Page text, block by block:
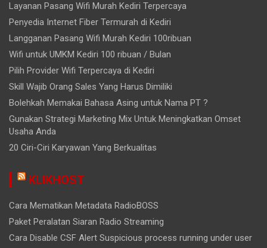
Layanan Pasang Wifi Murah Kediri Terpercaya
Penyedia Internet Fiber Termurah di Kediri
Langganan Pasang Wifi Murah Kediri 100ribuan
Wifi untuk UMKM Kediri 100 ribuan / Bulan
Pilih Provider Wifi Terpercaya di Kediri
Skill Wajib Orang Sales Yang Harus Dimiliki
Bolehkah Memakai Bahasa Asing untuk Nama PT ?
Gunakan Strategi Marketing Mix Untuk Meningkatkan Omset
Usaha Anda
20 Ciri-Ciri Karyawan Yang Berkualitas
KLIKHOST
Cara Mematikan Metadata RadioBOSS
Paket Peralatan Siaran Radio Streaming
Cara Disable CSF Alert Suspicious process running under user